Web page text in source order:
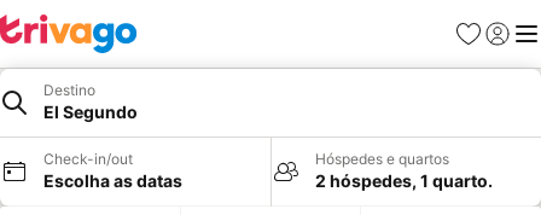
Favoritos
Iniciar
Destino
El Segundo
Check-in/out
Escolha as datas
Hóspedes e quartos
2 hóspedes, 1 quarto.